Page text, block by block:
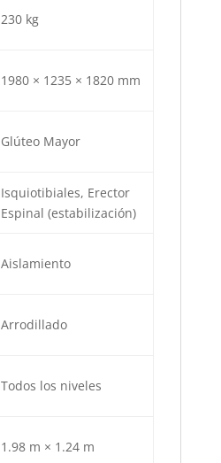
230 kg
1980 × 1235 × 1820 mm
Glúteo Mayor
Isquiotibiales, Erector
Espinal (estabilización)
Aislamiento
Arrodillado
Todos los niveles
1.98 m × 1.24 m